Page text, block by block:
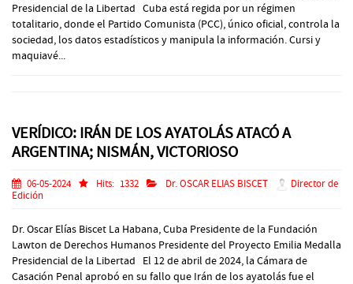
Presidencial de la Libertad Cuba está regida por un régimen
totalitario, donde el Partido Comunista (PCC), único oficial, controla la
sociedad, los datos estadísticos y manipula la información. Cursi y
maquiavé...
VERÍDICO: IRÁN DE LOS AYATOLÁS ATACÓ A
ARGENTINA; NISMÁN, VICTORIOSO
06-05-2024 Hits: 1332 Dr. OSCAR ELIAS BISCET
Director de
Edición
Dr. Oscar Elías Biscet La Habana, Cuba Presidente de la Fundación
Lawton de Derechos Humanos Presidente del Proyecto Emilia Medalla
Presidencial de la Libertad El 12 de abril de 2024, la Cámara de
Casación Penal aprobó en su fallo que Irán de los ayatolás fue el